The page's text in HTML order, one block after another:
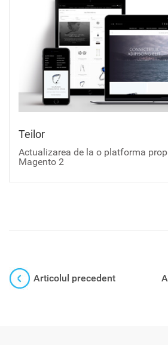
Teilor
Actualizarea de la o platforma
Magento 2
Articolul precedent